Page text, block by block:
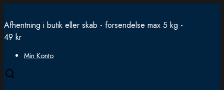
Afhentning i butik eller skab - forsendelse max 5 kg -
49 kr
Min Konto
Open